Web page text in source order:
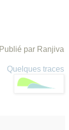
Publié par Ranjiva
Quelques traces